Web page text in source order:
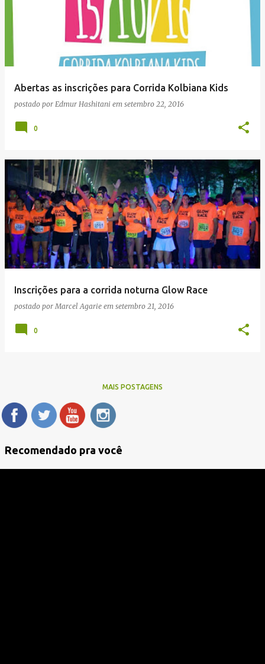
Abertas as inscrições para Corrida Kolbiana Kids
postado por Edmur Hashitani em setembro 22, 2016
0
Inscrições para a corrida noturna Glow Race
postado porMarcel Agarie em setembro 21, 2016
0
MAIS POSTAGENS
Recomendado pra você